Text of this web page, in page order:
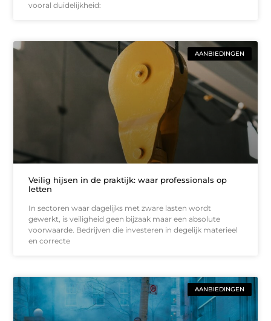
vooral duidelijkheid:
AANBIEDINGEN
Veilig hijsen in de praktijk: waar professionals op
letten
In sectoren waar dagelijks met zware lasten wordt
gewerkt, is veiligheid geen bijzaak maar een absolute
voorwaarde. Bedrijven die investeren in degelijk materieel
en correcte
AANBIEDINGEN